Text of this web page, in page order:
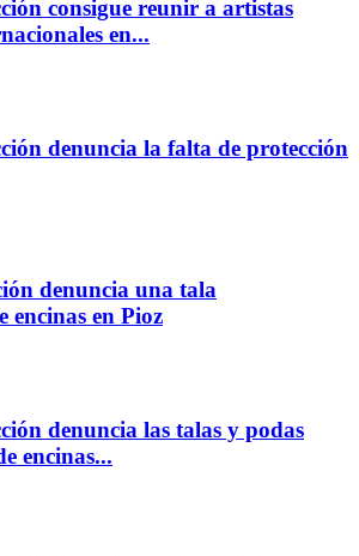
consigue reunir a artistas
en...
denuncia la falta de protección
denuncia una tala
encinas en Pioz
denuncia las talas y podas
encinas...